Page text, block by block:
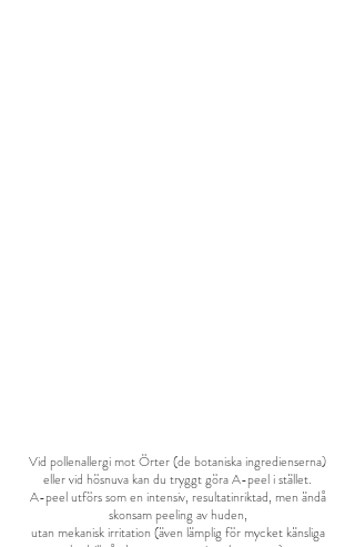
Vid pollenallergi mot Örter (de botaniska ingredienserna)
eller vid hösnuva kan du tryggt göra A-peel i stället.
A-peel utförs som en intensiv, resultatinriktad, men ändå
skonsam peeling av huden,
utan mekanisk irritation (även lämplig för mycket känsliga